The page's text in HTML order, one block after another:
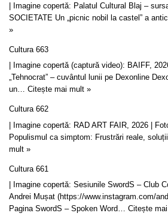
| Imagine copertă: Palatul Cultural Blaj –
SOCIETATE Un „picnic nobil la castel” a
»
Cultura 663
| Imagine copertă (captură video): BAIFF,
„Tehnocrat” – cuvântul lunii pe Dexonline
un… Citește mai mult »
Cultura 662
| Imagine copertă: RAD ART FAIR, 2026 |
Populismul ca simptom: Frustrări reale,
mult »
Cultura 661
| Imagine copertă: Sesiunile SwordS – Club
Andrei Mușat (https://www.instagram.com/
Pagina SwordS – Spoken Word… Citește